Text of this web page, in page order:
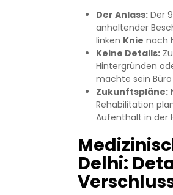
Der Anlass:Der
anhaltender
linken Knie nach
Keine Details:
Hintergründen
machte sein
Zukunftspläne:
Rehabilitation
Aufenthalt in der
Delhi: